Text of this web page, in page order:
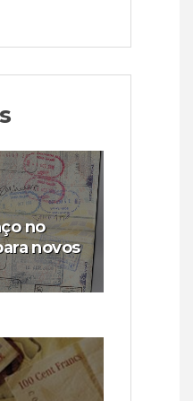
no
novos